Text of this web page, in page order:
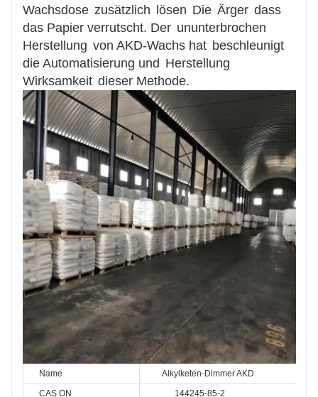
Wachsdose zusätzlich lösen Die Ärger dass
das Papier verrutscht. Der ununterbrochen
Herstellung von AKD-Wachs hat beschleunigt
die Automatisierung und Herstellung
Wirksamkeit dieser Methode.
Name
Alkylketen-Dimmer AKD
CAS ON
144245-85-2